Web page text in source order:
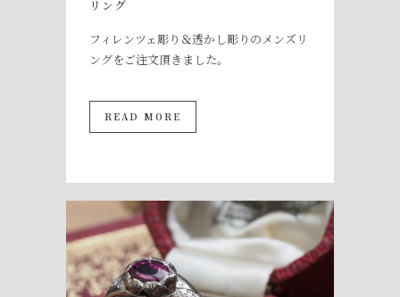
リング
フィレンツェ彫り＆透かし彫りのメンズリ
ングをご注文頂きました。
READ MORE